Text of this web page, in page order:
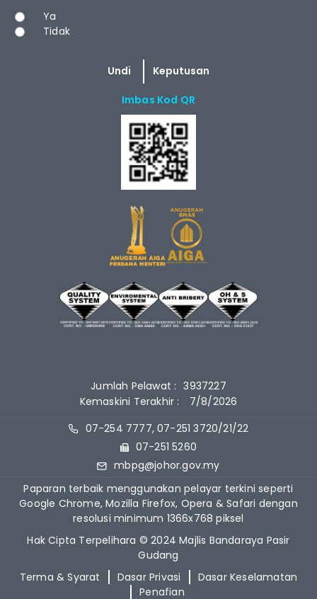
Pilihan
Ya
Tidak
Imbas Kod QR
Jumlah Pelawat : 3937227
Kemaskini Terakhir :
7/8/2026
07-254 7777, 07-251 3720/21/22
07-251 5260
mbpg@johor.gov.my
Paparan terbaik menggunakan pelayar terkini seperti
Google Chrome, Mozilla Firefox, Opera & Safari dengan
resolusi minimum 1366x768 piksel
Hak Cipta Terpelihara © 2024 Majlis Bandaraya Pasir
Gudang
Terma & Syarat
Dasar Privasi
Dasar Keselamatan
Penafian